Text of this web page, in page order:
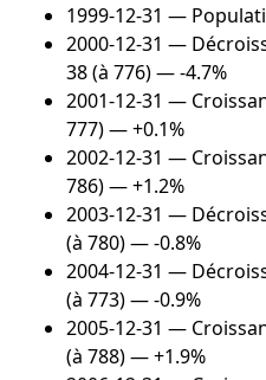
1999-12-31 —
2000-12-31 —
38 (à 776) — -4.7%
2001-12-31 —
777) — +0.1%
2002-12-31 —
786) — +1.2%
2003-12-31 —
(à 780) — -0.8%
2004-12-31 —
(à 773) — -0.9%
2005-12-31 —
(à 788) — +1.9%